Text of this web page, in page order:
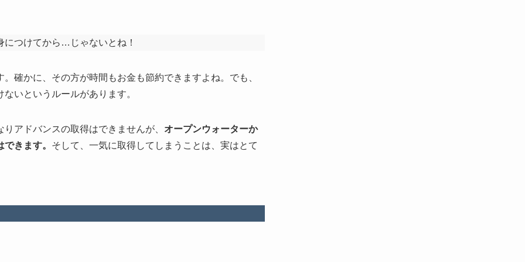
につけてから…じゃないとね！
確かに、その方が時間もお金も節約できますよね。でも、
いというルールがあります。
アドバンスの取得はできませんが、 オープンウォーターか
きます。 そして、一気に取得してしまうことは、実はとて